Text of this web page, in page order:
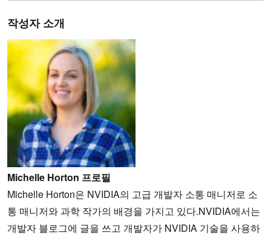
작성자 소개
Michelle Horton 프로필
Michelle Horton은 NVIDIA의 고급 개발자 소통 매니저로 소
통 매니저와 과학 작가의 배경을 가지고 있다.NVIDIA에서는
개발자 블로그에 글을 쓰고 개발자가 NVIDIA 기술을 사용하